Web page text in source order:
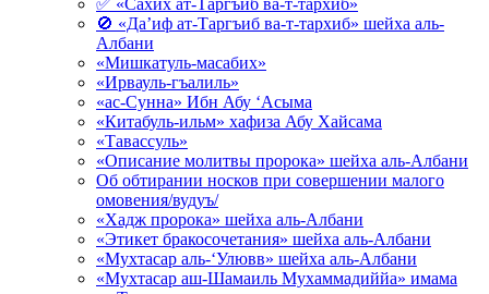
✅ «Сахих ат-Таргъиб ва-т-тархиб»
🚫 «Да’иф ат-Таргъиб ва-т-тархиб» шейха аль-
Албани
«Мишкатуль-масабих»
«Ирвауль-гъалиль»
«ас-Сунна» Ибн Абу ‘Асыма
«Китабуль-ильм» хафиза Абу Хайсама
«Тавассуль»
«Описание молитвы пророка» шейха аль-Албани
Об обтирании носков при совершении малого
омовения/вудуъ/
«Хадж пророка» шейха аль-Албани
«Этикет бракосочетания» шейха аль-Албани
«Мухтасар аль-‘Улювв» шейха аль-Албани
«Мухтасар аш-Шамаиль Мухаммадиййа» имама